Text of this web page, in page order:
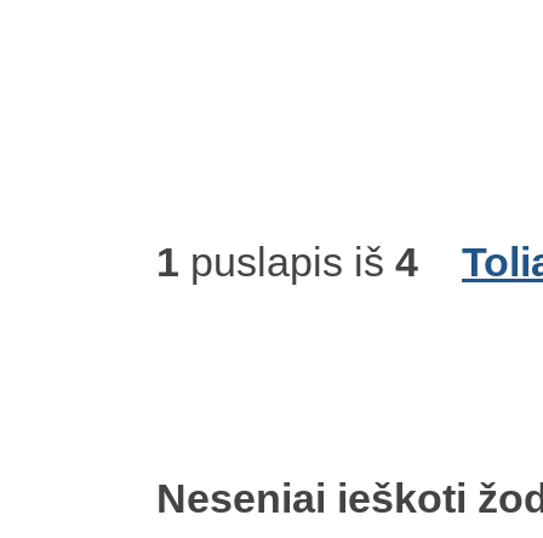
1 puslapis iš 4
Neseniai ieškoti